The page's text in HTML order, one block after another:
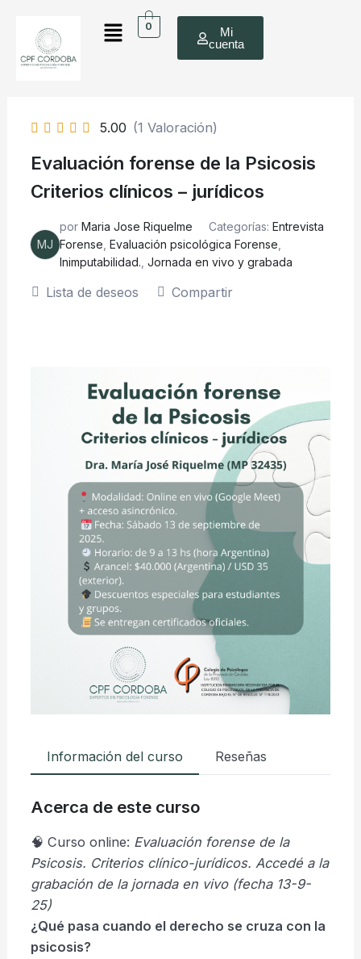
contenido
Menú0
Mi
cuenta
5.00 (1 Valoración)
Evaluación forense de la Psicosis
Criterios clínicos – jurídicos
MJ
por Maria Jose Riquelme Categorías: Entrevista
Forense Evaluación psicológica Forense
Inimputabilidad. Jornada en vivo y grabada
Lista de deseos Compartir
Información del curso Reseñas
Acerca de este curso
🧠 Curso online: Evaluación forense de la
Psicosis. Criterios clínico-jurídicos. Accedé a la
grabación de la jornada en vivo (fecha 13-9-
25)
¿Qué pasa cuando el derecho se cruza con la
psicosis?